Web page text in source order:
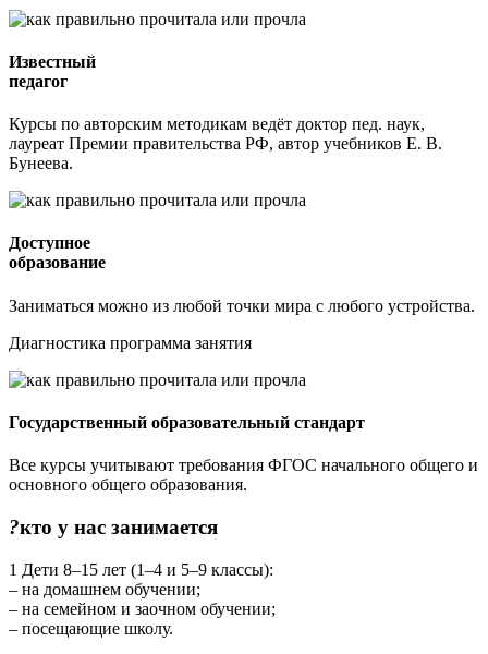
Известный
педагог
Курсы по авторским методикам ведёт доктор пед. наук,
лауреат Премии правительства РФ, автор учебников Е. В.
Бунеева.
Доступное
образование
Заниматься можно из любой точки мира с любого устройства.
Диагностика программа занятия
Государственный образовательный стандарт
Все курсы учитывают требования ФГОС начального общего и
основного общего образования.
?кто у нас занимается
1 Дети 8–15 лет (1–4 и 5–9 классы):
– на домашнем обучении;
– на семейном и заочном обучении;
– посещающие школу.